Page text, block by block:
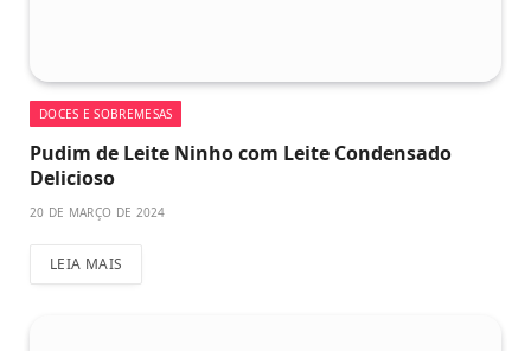
DOCES E SOBREMESAS
Pudim de Leite Ninho com Leite Condensado
Delicioso
20 DE MARÇO DE 2024
LEIA MAIS